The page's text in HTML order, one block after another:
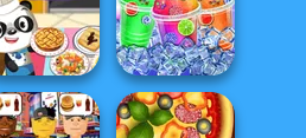
Dream Chefs Crazy Pizza